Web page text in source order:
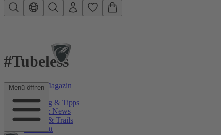
Zum Hauptinhalt springen
Menü öffnen
#Tubeless
RABE Bike Magazin
Beratung & Tipps
Szene & News
Touren & Trails
Werkstatt